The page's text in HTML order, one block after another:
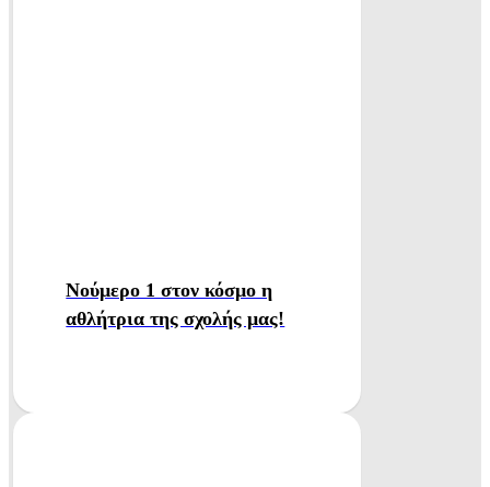
Νούμερο 1 στον κόσμο η
αθλήτρια της σχολής μας!